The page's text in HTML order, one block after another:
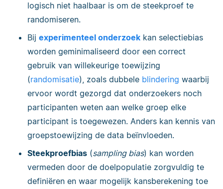
logisch niet haalbaar is om de steekproef te
randomiseren.
Bij experimenteel onderzoek kan selectiebias
worden geminimaliseerd door een correct
gebruik van willekeurige toewijzing
(randomisatie), zoals dubbele blindering waarbij
ervoor wordt gezorgd dat onderzoekers noch
participanten weten aan welke groep elke
participant is toegewezen. Anders kan kennis van
groepstoewijzing de data beïnvloeden.
Steekproefbias (sampling bias) kan worden
vermeden door de doelpopulatie zorgvuldig te
definiëren en waar mogelijk kansberekening toe